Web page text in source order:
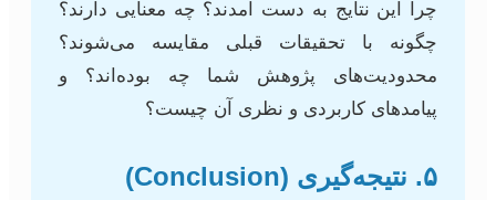
چرا این نتایج به دست آمدند؟ چه معنایی دارند؟
چگونه با تحقیقات قبلی مقایسه می‌شوند؟
محدودیت‌های پژوهش شما چه بوده‌اند؟ و
پیامدهای کاربردی و نظری آن چیست؟
۵. نتیجه‌گیری (Conclusion)